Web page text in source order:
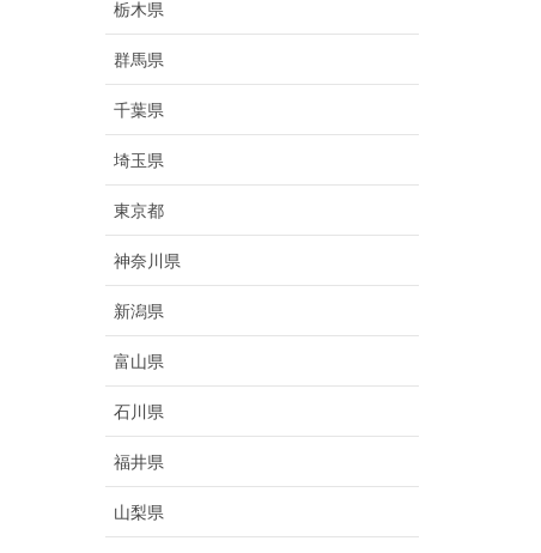
栃木県
群馬県
千葉県
埼玉県
東京都
神奈川県
新潟県
富山県
石川県
福井県
山梨県